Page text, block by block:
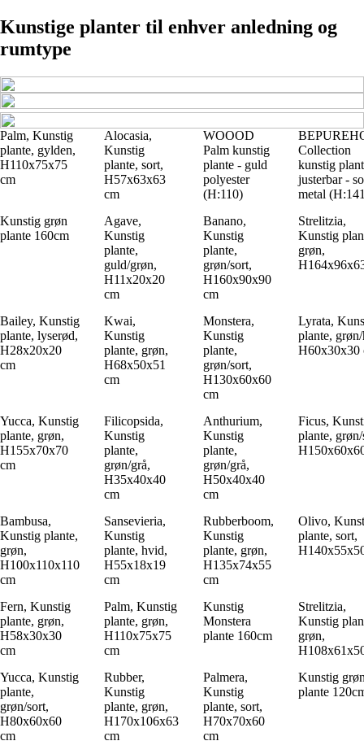
Kunstige planter til enhver anledning og
rumtype
Palm, Kunstig
plante, gylden,
H110x75x75
cm
Alocasia,
Kunstig
plante, sort,
H57x63x63
cm
WOOOD
Palm kunstig
plante - guld
polyester
(H:110)
Collection
kunstig
justerbar -
metal
Kunstig grøn
plante 160cm
Agave,
Kunstig
plante,
guld/grøn,
H11x20x20
cm
Banano,
Kunstig
plante,
grøn/sort,
H160x90x90
cm
Strelitzia,
Kunstig
grøn,
Bailey, Kunstig
plante, lyserød,
H28x20x20
cm
Kwai,
Kunstig
plante, grøn,
H68x50x51
cm
Monstera,
Kunstig
plante,
grøn/sort,
H130x60x60
cm
Lyrata,
plante,
H60x30x30
Yucca, Kunstig
plante, grøn,
H155x70x70
cm
Filicopsida,
Kunstig
plante,
grøn/grå,
H35x40x40
cm
Anthurium,
Kunstig
plante,
grøn/grå,
H50x40x40
cm
Ficus,
plante,
Bambusa,
Kunstig plante,
grøn,
H100x110x110
cm
Sansevieria,
Kunstig
plante, hvid,
H55x18x19
cm
Rubberboom,
Kunstig
plante, grøn,
H135x74x55
cm
Olivo,
plante, sort,
Fern, Kunstig
plante, grøn,
H58x30x30
cm
Palm, Kunstig
plante, grøn,
H110x75x75
cm
Kunstig
Monstera
plante 160cm
Strelitzia,
Kunstig
grøn,
Yucca, Kunstig
plante,
grøn/sort,
H80x60x60
cm
Rubber,
Kunstig
plante, grøn,
H170x106x63
cm
Palmera,
Kunstig
plante, sort,
H70x70x60
cm
Kunstig
plante